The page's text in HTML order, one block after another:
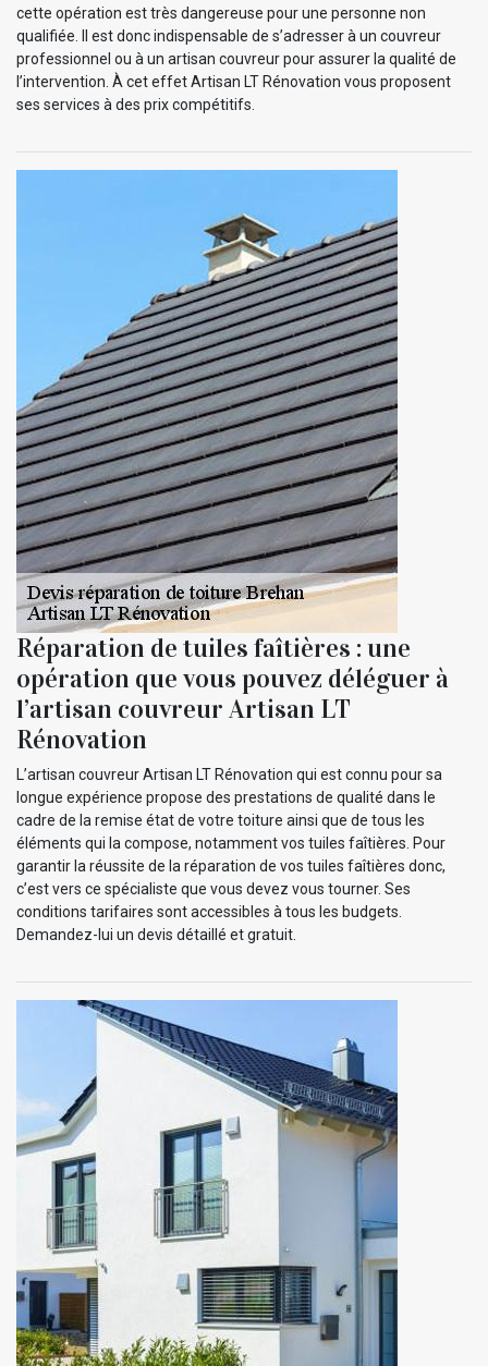
cette opération est très dangereuse pour une personne non
qualifiée. Il est donc indispensable de s’adresser à un couvreur
professionnel ou à un artisan couvreur pour assurer la qualité de
l’intervention. À cet effet Artisan LT Rénovation vous proposent
ses services à des prix compétitifs.
Réparation de tuiles faîtières : une
opération que vous pouvez déléguer à
l’artisan couvreur Artisan LT
Rénovation
L’artisan couvreur Artisan LT Rénovation qui est connu pour sa
longue expérience propose des prestations de qualité dans le
cadre de la remise état de votre toiture ainsi que de tous les
éléments qui la compose, notamment vos tuiles faîtières. Pour
garantir la réussite de la réparation de vos tuiles faîtières donc,
c’est vers ce spécialiste que vous devez vous tourner. Ses
conditions tarifaires sont accessibles à tous les budgets.
Demandez-lui un devis détaillé et gratuit.